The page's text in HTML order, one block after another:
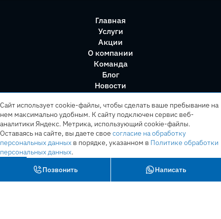
Главная
Услуги
Акции
О компании
Команда
Блог
Новости
Позвонить Написать
Сайт использует cookie-файлы, чтобы сделать ваше пребывание на
нем максимально удобным. К cайту подключен сервис веб-
аналитики Яндекс. Метрика, использующий cookie-файлы.
Оставаясь на сайте, вы даете свое согласие на обработку
персональных данных в порядке, указанном в Политике обработки
персональных данных.